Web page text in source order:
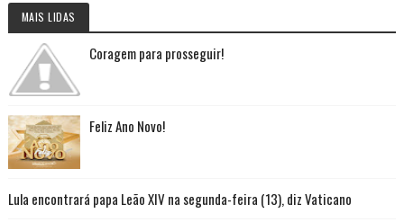
MAIS LIDAS
Coragem para prosseguir!
Feliz Ano Novo!
Lula encontrará papa Leão XIV na segunda-feira (13), diz Vaticano